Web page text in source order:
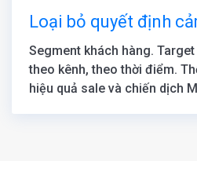
Loại bỏ quyết định
Segment khách hàng.
theo kênh, theo thời điểm.
hiệu quả sale và chiến dịch